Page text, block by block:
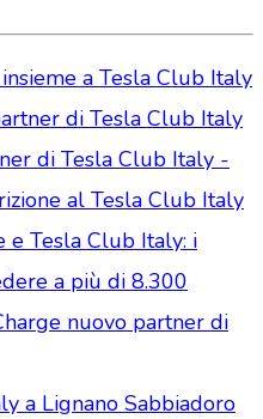
a Tesla Club Italy
di Tesla Club Italy
di Tesla Club Italy -
al Tesla Club Italy
e Tesla Club Italy: i
a più di 8.300
nuovo partner di
a Lignano Sabbiadoro